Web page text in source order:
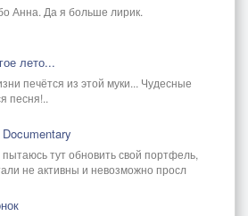
Анна. Да я больше лирик.
лето...
печётся из этой муки... Чудесные
песня!..
тут обновить свой портфель,
не активны и невозможно просл